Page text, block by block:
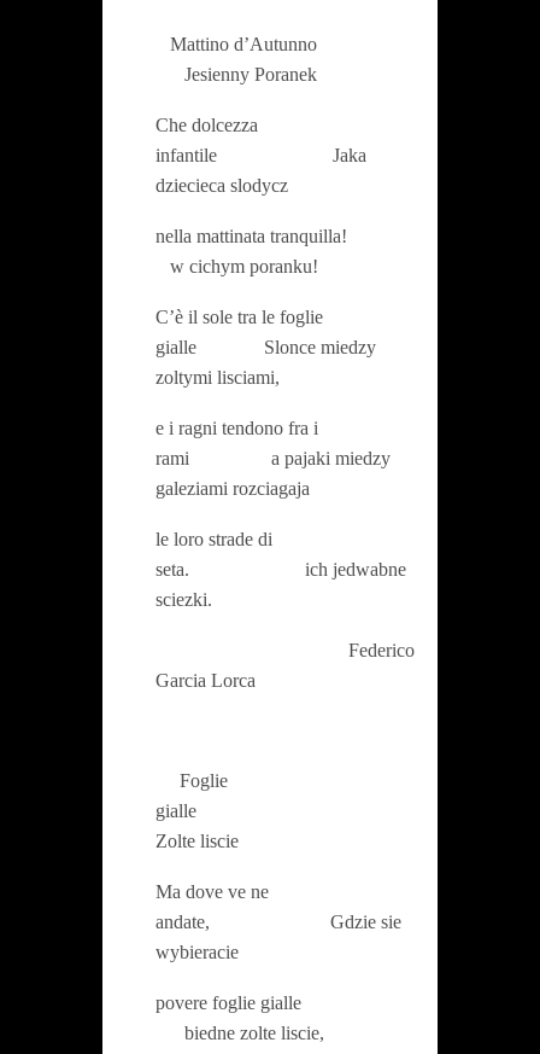
Mattino d’Autunno
Jesienny Poranek
Che dolcezza
infantile Jaka
dziecieca slodycz
nella mattinata tranquilla!
w cichym poranku!
C’è il sole tra le foglie
gialle Slonce miedzy
zoltymi lisciami,
e i ragni tendono fra i
rami a pajaki miedzy
galeziami rozciagaja
le loro strade di
seta. ich jedwabne
sciezki.
Federico
Garcia Lorca
Foglie
gialle
Zolte liscie
Ma dove ve ne
andate, Gdzie sie
wybieracie
povere foglie gialle
biedne zolte liscie,